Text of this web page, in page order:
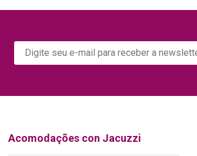
Acomodações con Jacuzzi